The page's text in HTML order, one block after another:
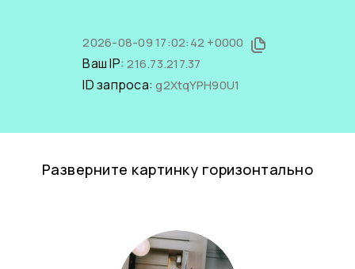
2026-08-09 17:02:42 +0000
Ваш IP:216.73.217.37
ID запроса:g2XtqYPH90U1
Разверните картинку горизонтально